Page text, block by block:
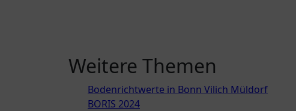
Weitere Themen
Bodenrichtwerte in Bonn Vilich Müldorf
BORIS 2024